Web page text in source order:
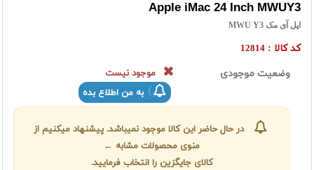
Apple iMac 24 Inch MWUY3
اپل آی مک MWU Y3
کد کالا : 12814
وضعیت موجودی
موجود نیست
به من اطلاع بده
در حال حاضر این کالا موجود نمیباشد. پیشنهاد میکنیم از
منوی محصولات مشابه ←
کالای جایگزین را انتخاب فرمایید.